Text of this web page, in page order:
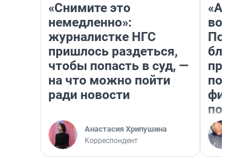
«Снимите это
немедленно»:
журналистке НГС
пришлось раздеться,
чтобы попасть в суд, —
на что можно пойти
ради новости
Анастасия Хрипушина
Корреспондент
вот